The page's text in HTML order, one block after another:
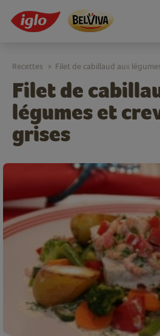
Filet de
légumes et
grises
Recettes > Filet de cabillaud aux